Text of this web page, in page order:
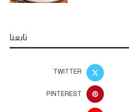
تابعنا
TWITTER
PINTEREST